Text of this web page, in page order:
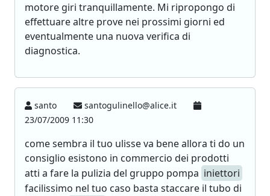
motore giri tranquillamente. Mi ripropongo di
effettuare altre prove nei prossimi giorni ed
eventualmente una nuova verifica di
diagnostica.
santo
santogulinello@alice.it
23/07/2009 11:30
come sembra il tuo ulisse va bene allora ti do un
consiglio esistono in commercio dei prodotti
atti a fare la pulizia del gruppo pompa iniettori
facilissimo nel tuo caso basta staccare il tubo di